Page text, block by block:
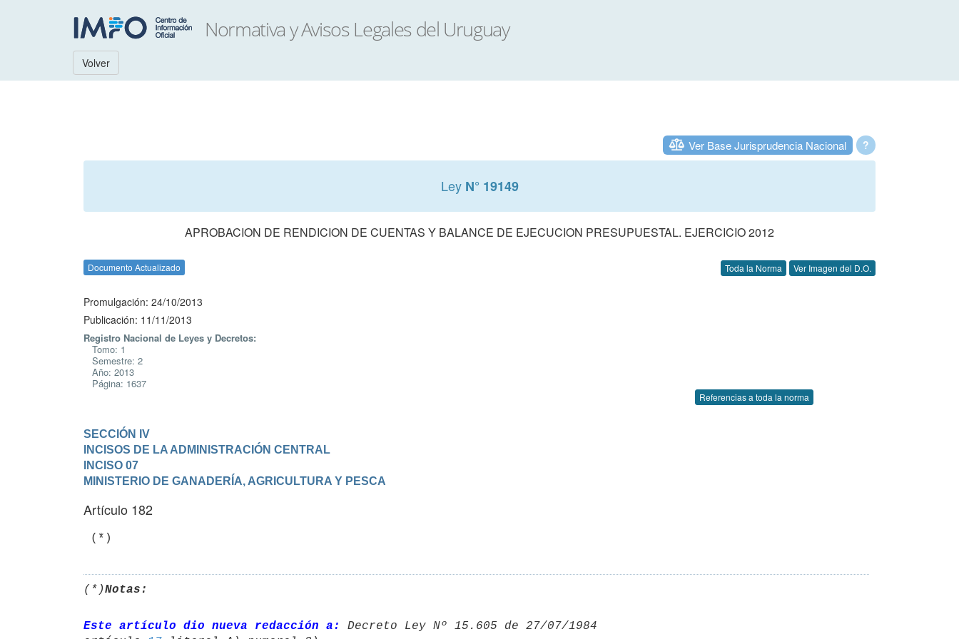
Volver
?
Ver Base Jurisprudencia Nacional
Ley N° 19149
APROBACION DE RENDICION DE CUENTAS Y BALANCE DE EJECUCION PRESUPUESTAL. EJERCICIO 2012
Documento Actualizado Toda la Norma Ver Imagen del D.O.
Promulgación: 24/10/2013
Publicación: 11/11/2013
Registro Nacional de Leyes y Decretos:
Tomo: 1
Semestre: 2
Año: 2013
Página: 1637
Referencias a toda la norma
SECCIÓN IV
INCISOS DE LA ADMINISTRACIÓN CENTRAL
INCISO 07
MINISTERIO DE GANADERÍA, AGRICULTURA Y PESCA
Artículo 182
(*)
(*)Notas:
Este artículo dio nueva redacción a:
Decreto Ley Nº 15.605 de 27/07/1984